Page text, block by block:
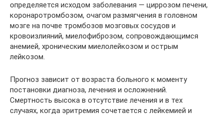
определяется исходом заболевания — циррозом печени,
коронаротромбозом, очагом размягчения в головном
мозге на почве тромбозов мозговых сосудов и
кровоизлияний, миелофиброзом, сопровождающимся
анемией, хроническим миелолейкозом и острым
лейкозом.
Прогноз зависит от возраста больного к моменту
постановки диагноза, лечения и осложнений.
Смертность высока в отсутствие лечения и в тех
случаях, когда эритремия сочетается с лейкемией и